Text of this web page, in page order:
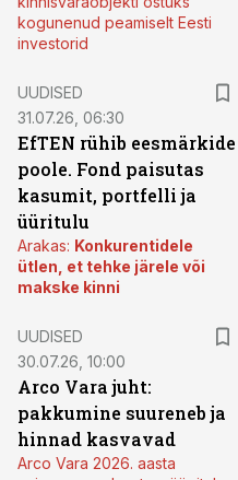
kogunenud peamiselt Eesti
investorid
UUDISED
31.07.26, 06:30
EfTEN rühib eesmärkide
poole. Fond paisutas
kasumit, portfelli ja
üüritulu
Arakas: Konkurentidele
ütlen, et tehke järele või
makske kinni
UUDISED
30.07.26, 10:00
Arco Vara juht:
pakkumine suureneb ja
hinnad kasvavad
Arco Vara 2026. aasta